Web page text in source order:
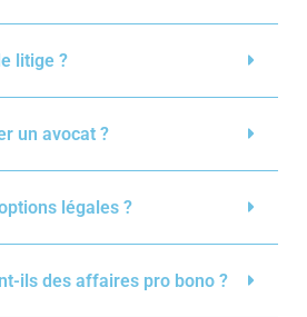
litige ?
un avocat ?
légales ?
ils des affaires pro bono ?